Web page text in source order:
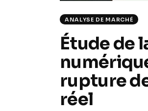
ANALYSE DE MARCHÉ
Étude de
rupture
réel